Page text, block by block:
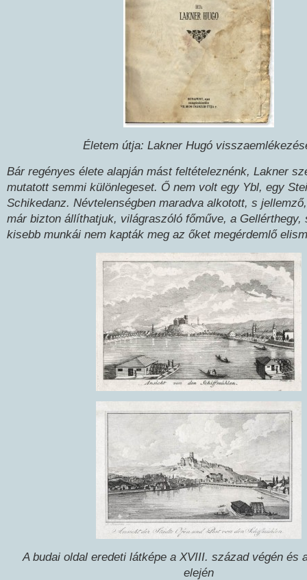
Életem útja: Lakner Hugó
Bár regényes élete alapján mást feltételeznénk, Lakner
mutatott semmi különlegeset. Ő nem volt egy Ybl, egy
Schikedanz. Névtelenségben maradva alkotott, s
már bizton állíthatjuk, világraszóló főműve, a Gellérthegy,
kisebb munkái nem kapták meg az őket megérdemlő
A budai oldal eredeti látképe a XVIII. század végén és
elején